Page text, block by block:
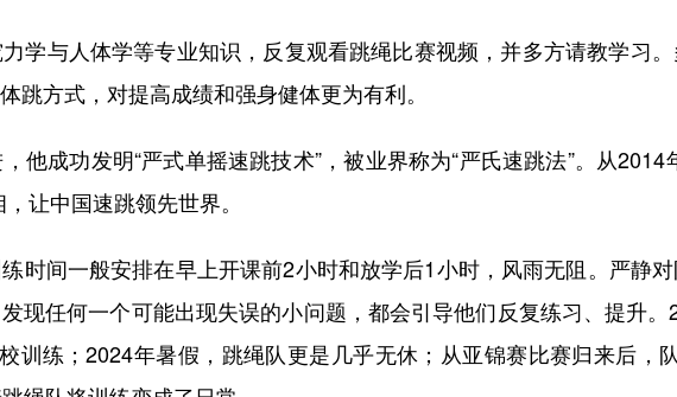
与人体学等专业知识，反复观看跳绳比赛视频，并多方请教学习
跳方式，对提高成绩和强身健体更为有利。
成功发明“严式单摇速跳技术”，被业界称为“严氏速跳法”。从2014
让中国速跳领先世界。
间一般安排在早上开课前2小时和放学后1小时，风雨无阻。严静
现任何一个可能出现失误的小问题，都会引导他们反复练习、提升
训练；2024年暑假，跳绳队更是几乎无休；从亚锦赛比赛归来后，